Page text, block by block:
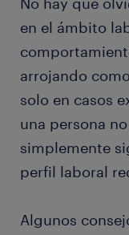
en el ámbito
arrojando
solo en casos
una persona
simplemente
perfil laboral
Algunos